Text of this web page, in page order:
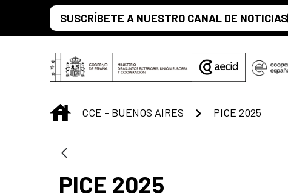
Saltar al contenido principal
SUSCRÍBETE A NUESTRO CANAL DE NOTICIAS
INICIO
CCE - BUENOS AIRES PICE 2025
PICE 2025